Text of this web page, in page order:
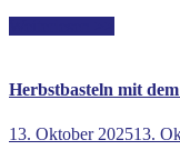
Herbstbasteln mit
13. Oktober 202513.